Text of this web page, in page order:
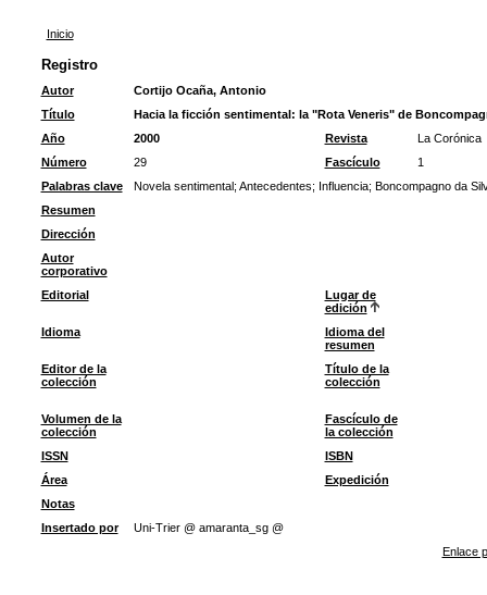
Inicio
Registro
Autor
Cortijo Ocaña, Antonio
Título
Hacia la ficción sentimental: la "Rota Veneris" de
Año
2000 Revista
La Corónica
Número
29 Fascículo
1
Palabras clave
Novela sentimental; Antecedentes; Influencia; Boncompagno da
Resumen
Dirección
Autor
corporativo
Editorial
Lugar de
edición
Idioma
Idioma del
resumen
Editor de la
colección
Título de la
colección
Volumen de la
colección
Fascículo de
la colección
ISSN
ISBN
Área
Expedición
Notas
Insertado por
Uni-Trier @ amaranta_sg @
Enlace